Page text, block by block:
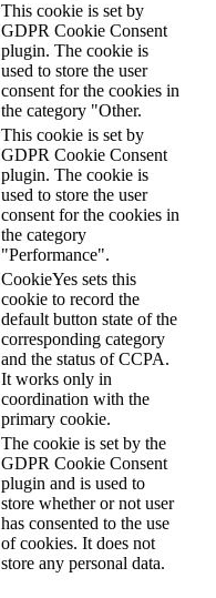
This cookie is set by
GDPR Cookie Consent
plugin. The cookie is
used to store the user
consent for the cookies in
the category "Other.
This cookie is set by
GDPR Cookie Consent
plugin. The cookie is
used to store the user
consent for the cookies in
the category
"Performance".
CookieYes sets this
cookie to record the
default button state of the
corresponding category
and the status of CCPA.
It works only in
coordination with the
primary cookie.
The cookie is set by the
GDPR Cookie Consent
plugin and is used to
store whether or not user
has consented to the use
of cookies. It does not
store any personal data.